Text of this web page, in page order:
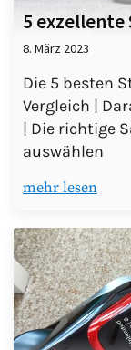
5
8. März 2023
Die 5 besten
Vergleich |
| Die richtige
auswählen
mehr lesen